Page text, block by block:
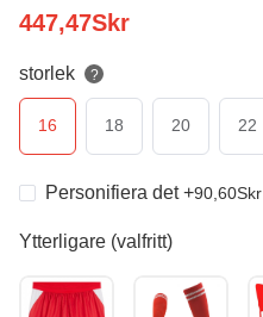
447,47Skr
storlek ?
16 18 20 22
Personifiera det+90,60Skr
Ytterligare (valfritt)